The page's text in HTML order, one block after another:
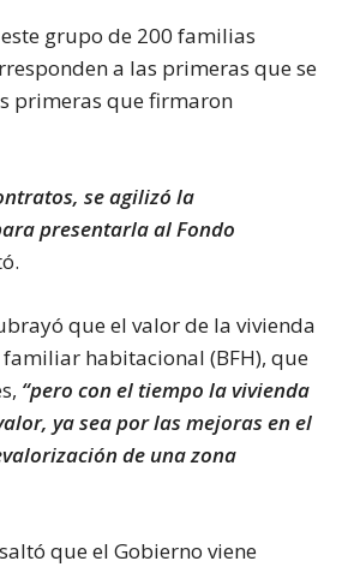
grupo de 200 familias
a las primeras que se
primeras que firmaron
se agilizó la
presentarla al Fondo
que el valor de la vivienda
habitacional (BFH), que
“pero con el tiempo la vivienda
ya sea por las mejoras en el
de una zona
que el Gobierno viene